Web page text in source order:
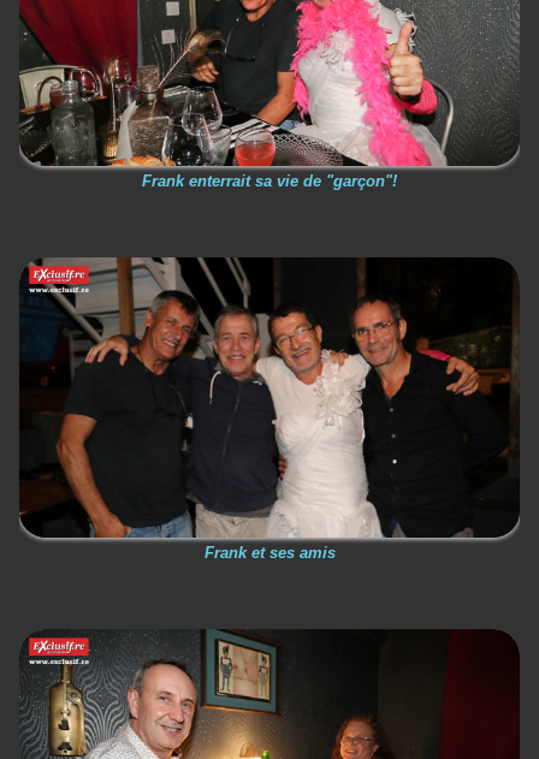
Frank enterrait sa vie de "garçon"!
Frank et ses amis